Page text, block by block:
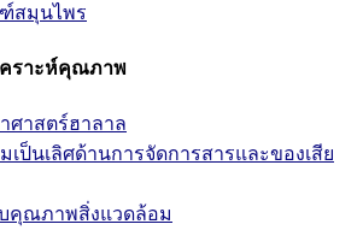
สมุนไพร
คราะห์คุณภาพ
ศาสตร์ฮาลาล
เป็นเลิศด้านการจัดการสารและของเสีย
คุณภาพสิ่งแวดล้อม